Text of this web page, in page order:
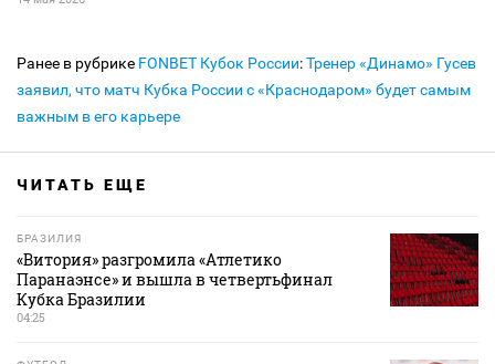
Ранее в рубрике FONBET Кубок России:Тренер «Динамо» Гусев
заявил, что матч Кубка России с «Краснодаром» будет самым
важным в его карьере
ЧИТАТЬ ЕЩЕ
БРАЗИЛИЯ
«Витория» разгромила «Атлетико
Паранаэнсе» и вышла в четвертьфинал
Кубка Бразилии
04:25